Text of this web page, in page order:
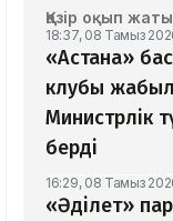
Қазір оқып
18:37, 08 Тамыз
«Астана»
клубы
Министрлік
берді
16:29, 08 Тамыз
«Әділет»